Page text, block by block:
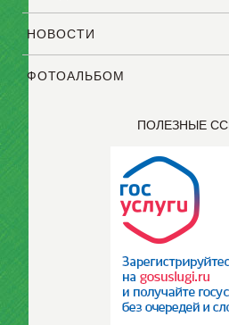
НОВОСТИ
ФОТОАЛЬБОМ
ПОЛЕЗНЫЕ